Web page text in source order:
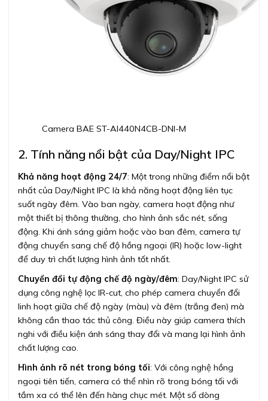
Camera BAE ST-AI440N4CB-DNI-M
2. Tính năng nổi bật của Day/Night IPC
Khả năng hoạt động 24/7: Một trong những điểm nổi bật
nhất của Day/Night IPC là khả năng hoạt động liên tục
suốt ngày đêm. Vào ban ngày, camera hoạt động như
một thiết bị thông thường, cho hình ảnh sắc nét, sống
động. Khi ánh sáng giảm hoặc vào ban đêm, camera tự
động chuyển sang chế độ hồng ngoại (IR) hoặc low-light
để duy trì chất lượng hình ảnh tốt nhất.
Chuyển đổi tự động chế độ ngày/đêm: Day/Night IPC sử
dụng công nghệ lọc IR-cut, cho phép camera chuyển đổi
linh hoạt giữa chế độ ngày (màu) và đêm (trắng đen) mà
không cần thao tác thủ công. Điều này giúp camera thích
nghi với điều kiện ánh sáng thay đổi và mang lại hình ảnh
chất lượng cao.
Hình ảnh rõ nét trong bóng tối: Với công nghệ hồng
ngoại tiên tiến, camera có thể nhìn rõ trong bóng tối với
tầm xa có thể lên đến hàng chục mét. Một số dòng